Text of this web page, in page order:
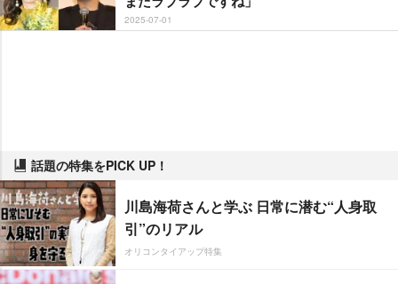
2025-07-01
話題の特集をPICK UP！
川島海荷さんと学ぶ 日常に潜む“人身取
引”のリアル
オリコンタイアップ特集